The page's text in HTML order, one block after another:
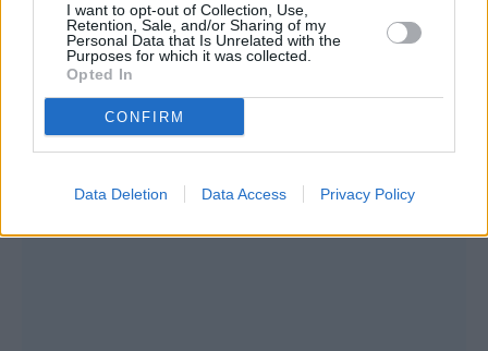
I want to opt-out of Collection, Use,
Retention, Sale, and/or Sharing of my
Personal Data that Is Unrelated with the
Purposes for which it was collected.
Opted In
CONFIRM
Data Deletion Data Access Privacy Policy
τη Λάρισα. Την πληροφορία την έδωσε στη
δημοσιότητα ο πρόεδρος της «Γραμμής
Ζωής», Γεράσιμος Κουρουκλής.